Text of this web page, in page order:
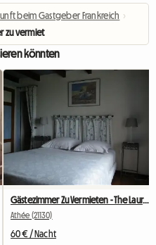
beim Gastgeber Frankreich ›
zu vermieten
könnten
Gästezimmer Zu Vermieten - The Laurentians
Athée (21130)
60 € / Nacht